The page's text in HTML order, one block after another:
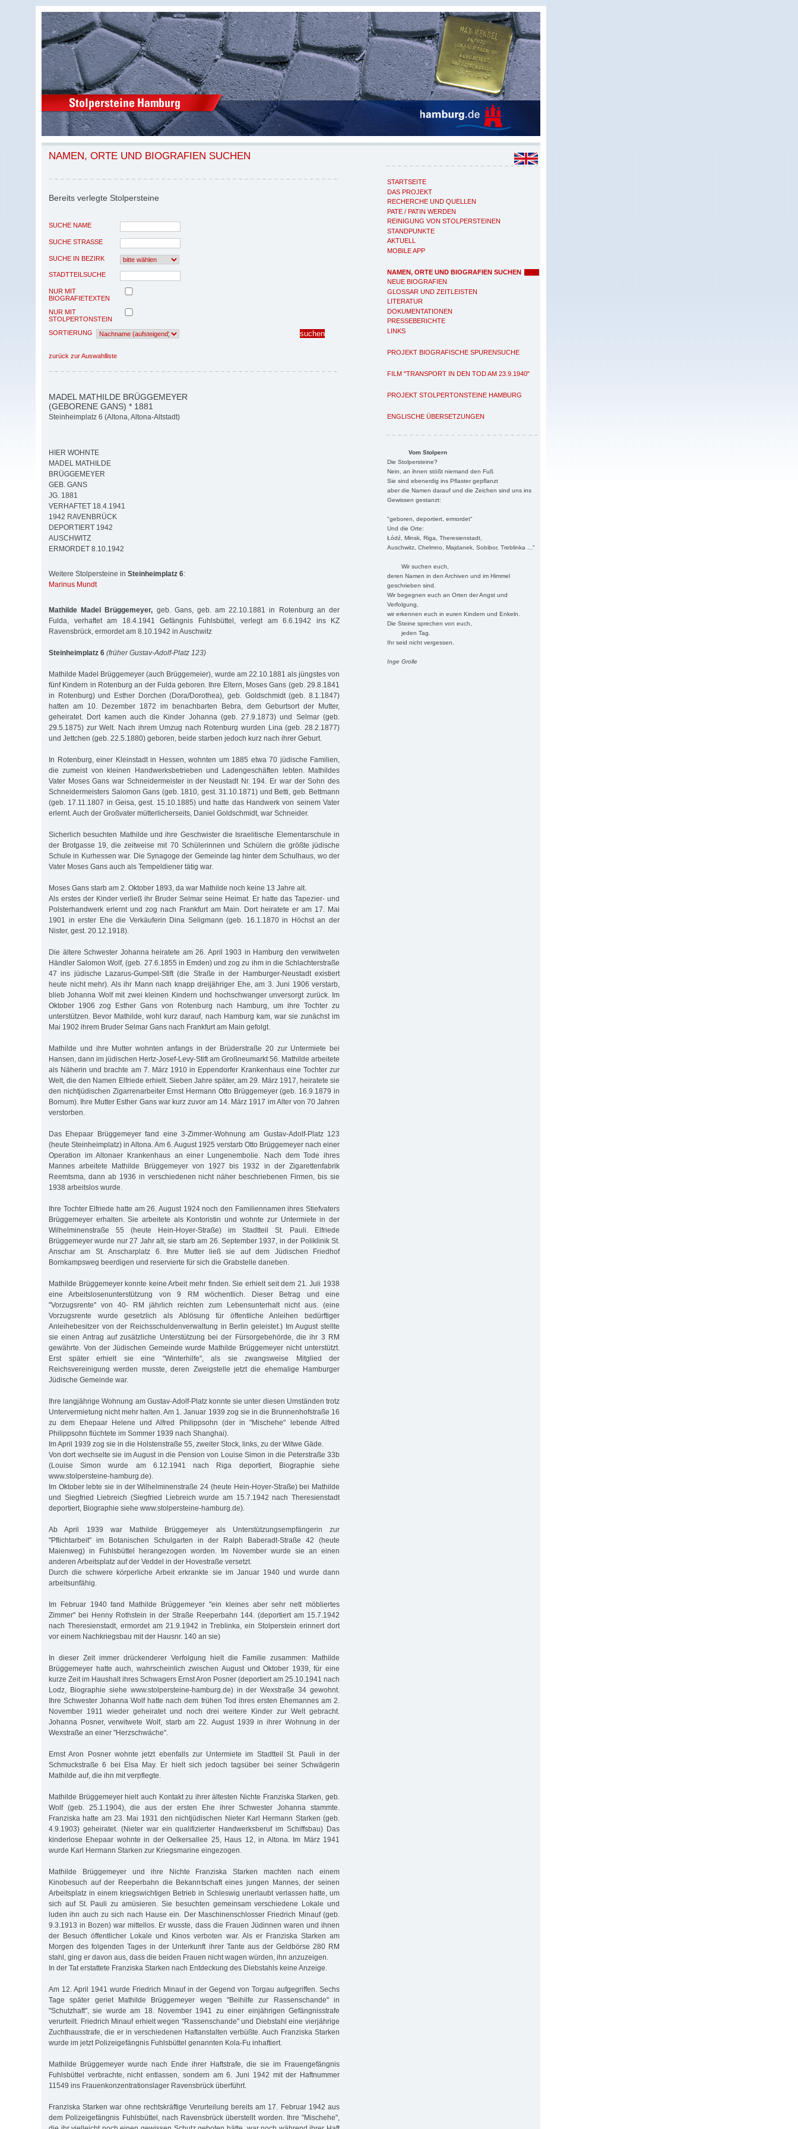
STARTSEITE
DAS PROJEKT
RECHERCHE UND QUELLEN
PATE / PATIN WERDEN
REINIGUNG VON STOLPERSTEINEN
STANDPUNKTE
AKTUELL
MOBILE APP
NAMEN, ORTE UND BIOGRAFIEN SUCHEN
NEUE BIOGRAFIEN
GLOSSAR UND ZEITLEISTEN
LITERATUR
DOKUMENTATIONEN
PRESSEBERICHTE
LINKS
PROJEKT BIOGRAFISCHE SPURENSUCHE
FILM "TRANSPORT IN DEN TOD AM 23.9.1940"
PROJEKT STOLPERTONSTEINE HAMBURG
ENGLISCHE ÜBERSETZUNGEN
Vom Stolpern
Die Stolpersteine?
Nein, an ihnen stößt niemand den Fuß
Sie sind ebenerdig ins Pflaster gepflanzt
aber die Namen darauf und die Zeichen sind uns ins
Gewissen gestanzt:
"geboren, deportiert, ermordet"
Und die Orte:
Łódź, Minsk, Riga, Theresienstadt,
Auschwitz, Chelmno, Majdanek, Sobibor, Treblinka ..."
Wir suchen euch,
deren Namen in den Archiven und im Himmel
geschrieben sind.
Wir begegnen euch an Orten der Angst und
Verfolgung,
wir erkennen euch in euren Kindern und Enkeln.
Die Steine sprechen von euch,
jeden Tag.
Ihr seid nicht vergessen.
Inge Grolle
NAMEN, ORTE UND BIOGRAFIEN SUCHEN
Bereits verlegte Stolpersteine
SUCHE NAME
SUCHE STRASSE
SUCHE IN BEZIRK
STADTTEILSUCHE
NUR MIT
BIOGRAFIETEXTEN
NUR MIT
STOLPERTONSTEIN
SORTIERUNG
zurück zur Auswahlliste
MADEL MATHILDE BRÜGGEMEYER
(GEBORENE GANS) * 1881
Steinheimplatz 6 (Altona, Altona-Altstadt)
HIER WOHNTE
MADEL MATHILDE
BRÜGGEMEYER
GEB. GANS
JG. 1881
VERHAFTET 18.4.1941
1942 RAVENBRÜCK
DEPORTIERT 1942
AUSCHWITZ
ERMORDET 8.10.1942
Weitere Stolpersteine in Steinheimplatz 6:
Marinus Mundt
Mathilde Madel Brüggemeyer, geb. Gans, geb. am 22.10.1881 in Rotenburg an der
Fulda, verhaftet am 18.4.1941 Gefängnis Fuhlsbüttel, verlegt am 6.6.1942 ins KZ
Ravensbrück, ermordet am 8.10.1942 in Auschwitz
Steinheimplatz 6 (früher Gustav-Adolf-Platz 123)
Mathilde Madel Brüggemeyer (auch Brüggemeier), wurde am 22.10.1881 als jüngstes von
fünf Kindern in Rotenburg an der Fulda geboren. Ihre Eltern, Moses Gans (geb. 29.8.1841
in Rotenburg) und Esther Dorchen (Dora/Dorothea), geb. Goldschmidt (geb. 8.1.1847)
hatten am 10. Dezember 1872 im benachbarten Bebra, dem Geburtsort der Mutter,
geheiratet. Dort kamen auch die Kinder Johanna (geb. 27.9.1873) und Selmar (geb.
29.5.1875) zur Welt. Nach ihrem Umzug nach Rotenburg wurden Lina (geb. 28.2.1877)
und Jettchen (geb. 22.5.1880) geboren, beide starben jedoch kurz nach ihrer Geburt.
In Rotenburg, einer Kleinstadt in Hessen, wohnten um 1885 etwa 70 jüdische Familien,
die zumeist von kleinen Handwerksbetrieben und Ladengeschäften lebten. Mathildes
Vater Moses Gans war Schneidermeister in der Neustadt Nr. 194. Er war der Sohn des
Schneidermeisters Salomon Gans (geb. 1810, gest. 31.10.1871) und Betti, geb. Bettmann
(geb. 17.11.1807 in Geisa, gest. 15.10.1885) und hatte das Handwerk von seinem Vater
erlernt. Auch der Großvater mütterlicherseits, Daniel Goldschmidt, war Schneider.
Sicherlich besuchten Mathilde und ihre Geschwister die Israelitische Elementarschule in
der Brotgasse 19, die zeitweise mit 70 Schülerinnen und Schülern die größte jüdische
Schule in Kurhessen war. Die Synagoge der Gemeinde lag hinter dem Schulhaus, wo der
Vater Moses Gans auch als Tempeldiener tätig war.
Moses Gans starb am 2. Oktober 1893, da war Mathilde noch keine 13 Jahre alt.
Als erstes der Kinder verließ ihr Bruder Selmar seine Heimat. Er hatte das Tapezier- und
Polsterhandwerk erlernt und zog nach Frankfurt am Main. Dort heiratete er am 17. Mai
1901 in erster Ehe die Verkäuferin Dina Seligmann (geb. 16.1.1870 in Höchst an der
Nister, gest. 20.12.1918).
Die ältere Schwester Johanna heiratete am 26. April 1903 in Hamburg den verwitweten
Händler Salomon Wolf, (geb. 27.6.1855 in Emden) und zog zu ihm in die Schlachterstraße
47 ins jüdische Lazarus-Gumpel-Stift (die Straße in der Hamburger-Neustadt existiert
heute nicht mehr). Als ihr Mann nach knapp dreijähriger Ehe, am 3. Juni 1906 verstarb,
blieb Johanna Wolf mit zwei kleinen Kindern und hochschwanger unversorgt zurück. Im
Oktober 1906 zog Esther Gans von Rotenburg nach Hamburg, um ihre Tochter zu
unterstützen. Bevor Mathilde, wohl kurz darauf, nach Hamburg kam, war sie zunächst im
Mai 1902 ihrem Bruder Selmar Gans nach Frankfurt am Main gefolgt.
Mathilde und ihre Mutter wohnten anfangs in der Brüderstraße 20 zur Untermiete bei
Hansen, dann im jüdischen Hertz-Josef-Levy-Stift am Großneumarkt 56. Mathilde arbeitete
als Näherin und brachte am 7. März 1910 in Eppendorfer Krankenhaus eine Tochter zur
Welt, die den Namen Elfriede erhielt. Sieben Jahre später, am 29. März 1917, heiratete sie
den nichtjüdischen Zigarrenarbeiter Ernst Hermann Otto Brüggemeyer (geb. 16.9.1879 in
Bornum). Ihre Mutter Esther Gans war kurz zuvor am 14. März 1917 im Alter von 70 Jahren
verstorben.
Das Ehepaar Brüggemeyer fand eine 3-Zimmer-Wohnung am Gustav-Adolf-Platz 123
(heute Steinheimplatz) in Altona. Am 6. August 1925 verstarb Otto Brüggemeyer nach einer
Operation im Altonaer Krankenhaus an einer Lungenembolie. Nach dem Tode ihres
Mannes arbeitete Mathilde Brüggemeyer von 1927 bis 1932 in der Zigarettenfabrik
Reemtsma, dann ab 1936 in verschiedenen nicht näher beschriebenen Firmen, bis sie
1938 arbeitslos wurde.
Ihre Tochter Elfriede hatte am 26. August 1924 noch den Familiennamen ihres Stiefvaters
Brüggemeyer erhalten. Sie arbeitete als Kontoristin und wohnte zur Untermiete in der
Wilhelminenstraße 55 (heute Hein-Hoyer-Straße) im Stadtteil St. Pauli. Elfriede
Brüggemeyer wurde nur 27 Jahr alt, sie starb am 26. September 1937, in der Poliklinik St.
Anschar am St. Anscharplatz 6. Ihre Mutter ließ sie auf dem Jüdischen Friedhof
Bornkampsweg beerdigen und reservierte für sich die Grabstelle daneben.
Mathilde Brüggemeyer konnte keine Arbeit mehr finden. Sie erhielt seit dem 21. Juli 1938
eine Arbeitslosenunterstützung von 9 RM wöchentlich. Dieser Betrag und eine
"Vorzugsrente" von 40- RM jährlich reichten zum Lebensunterhalt nicht aus. (eine
Vorzugsrente wurde gesetzlich als Ablösung für öffentliche Anleihen bedürftiger
Anleihebesitzer von der Reichsschuldenverwaltung in Berlin geleistet.) Im August stellte
sie einen Antrag auf zusätzliche Unterstützung bei der Fürsorgebehörde, die ihr 3 RM
gewährte. Von der Jüdischen Gemeinde wurde Mathilde Brüggemeyer nicht unterstützt.
Erst später erhielt sie eine "Winterhilfe", als sie zwangsweise Mitglied der
Reichsvereinigung werden musste, deren Zweigstelle jetzt die ehemalige Hamburger
Jüdische Gemeinde war.
Ihre langjährige Wohnung am Gustav-Adolf-Platz konnte sie unter diesen Umständen trotz
Untervermietung nicht mehr halten. Am 1. Januar 1939 zog sie in die Brunnenhofstraße 16
zu dem Ehepaar Helene und Alfred Philippsohn (der in "Mischehe" lebende Alfred
Philippsohn flüchtete im Sommer 1939 nach Shanghai).
Im April 1939 zog sie in die Holstenstraße 55, zweiter Stock, links, zu der Witwe Gäde.
Von dort wechselte sie im August in die Pension von Louise Simon in die Peterstraße 33b
(Louise Simon wurde am 6.12.1941 nach Riga deportiert, Biographie siehe
www.stolpersteine-hamburg.de).
Im Oktober lebte sie in der Wilhelminenstraße 24 (heute Hein-Hoyer-Straße) bei Mathilde
und Siegfried Liebreich (Siegfried Liebreich wurde am 15.7.1942 nach Theresienstadt
deportiert, Biographie siehe www.stolpersteine-hamburg.de).
Ab April 1939 war Mathilde Brüggemeyer als Unterstützungsempfängerin zur
"Pflichtarbeit" im Botanischen Schulgarten in der Ralph Baberadt-Straße 42 (heute
Maienweg) in Fuhlsbüttel herangezogen worden. Im November wurde sie an einen
anderen Arbeitsplatz auf der Veddel in der Hovestraße versetzt.
Durch die schwere körperliche Arbeit erkrankte sie im Januar 1940 und wurde dann
arbeitsunfähig.
Im Februar 1940 fand Mathilde Brüggemeyer "ein kleines aber sehr nett möbliertes
Zimmer" bei Henny Rothstein in der Straße Reeperbahn 144. (deportiert am 15.7.1942
nach Theresienstadt, ermordet am 21.9.1942 in Treblinka, ein Stolperstein erinnert dort
vor einem Nachkriegsbau mit der Hausnr. 140 an sie)
In dieser Zeit immer drückenderer Verfolgung hielt die Familie zusammen: Mathilde
Brüggemeyer hatte auch, wahrscheinlich zwischen August und Oktober 1939, für eine
kurze Zeit im Haushalt ihres Schwagers Ernst Aron Posner (deportiert am 25.10.1941 nach
Lodz, Biographie siehe www.stolpersteine-hamburg.de) in der Wexstraße 34 gewohnt.
Ihre Schwester Johanna Wolf hatte nach dem frühen Tod ihres ersten Ehemannes am 2.
November 1911 wieder geheiratet und noch drei weitere Kinder zur Welt gebracht.
Johanna Posner, verwitwete Wolf, starb am 22. August 1939 in ihrer Wohnung in der
Wexstraße an einer "Herzschwäche".
Ernst Aron Posner wohnte jetzt ebenfalls zur Untermiete im Stadtteil St. Pauli in der
Schmuckstraße 6 bei Elsa May. Er hielt sich jedoch tagsüber bei seiner Schwägerin
Mathilde auf, die ihn mit verpflegte.
Mathilde Brüggemeyer hielt auch Kontakt zu ihrer ältesten Nichte Franziska Starken, geb.
Wolf (geb. 25.1.1904), die aus der ersten Ehe ihrer Schwester Johanna stammte.
Franziska hatte am 23. Mai 1931 den nichtjüdischen Nieter Karl Hermann Starken (geb.
4.9.1903) geheiratet. (Nieter war ein qualifizierter Handwerksberuf im Schiffsbau) Das
kinderlose Ehepaar wohnte in der Oelkersallee 25, Haus 12, in Altona. Im März 1941
wurde Karl Hermann Starken zur Kriegsmarine eingezogen.
Mathilde Brüggemeyer und ihre Nichte Franziska Starken machten nach einem
Kinobesuch auf der Reeperbahn die Bekanntschaft eines jungen Mannes, der seinen
Arbeitsplatz in einem kriegswichtigen Betrieb in Schleswig unerlaubt verlassen hatte, um
sich auf St. Pauli zu amüsieren. Sie besuchten gemeinsam verschiedene Lokale und
luden ihn auch zu sich nach Hause ein. Der Maschinenschlosser Friedrich Minauf (geb.
9.3.1913 in Bozen) war mittellos. Er wusste, dass die Frauen Jüdinnen waren und ihnen
der Besuch öffentlicher Lokale und Kinos verboten war. Als er Franziska Starken am
Morgen des folgenden Tages in der Unterkunft ihrer Tante aus der Geldbörse 280 RM
stahl, ging er davon aus, dass die beiden Frauen nicht wagen würden, ihn anzuzeigen.
In der Tat erstattete Franziska Starken nach Entdeckung des Diebstahls keine Anzeige.
Am 12. April 1941 wurde Friedrich Minauf in der Gegend von Torgau aufgegriffen. Sechs
Tage später geriet Mathilde Brüggemeyer wegen "Beihilfe zur Rassenschande" in
"Schutzhaft", sie wurde am 18. November 1941 zu einer einjährigen Gefängnisstrafe
verurteilt. Friedrich Minauf erhielt wegen "Rassenschande" und Diebstahl eine vierjährige
Zuchthausstrafe, die er in verschiedenen Haftanstalten verbüßte. Auch Franziska Starken
wurde im jetzt Polizeigefängnis Fuhlsbüttel genannten Kola-Fu inhaftiert.
Mathilde Brüggemeyer wurde nach Ende ihrer Haftstrafe, die sie im Frauengefängnis
Fuhlsbüttel verbrachte, nicht entlassen, sondern am 6. Juni 1942 mit der Haftnummer
11549 ins Frauenkonzentrationslager Ravensbrück überführt.
Franziska Starken war ohne rechtskräftige Verurteilung bereits am 17. Februar 1942 aus
dem Polizeigefängnis Fuhlsbüttel, nach Ravensbrück überstellt worden. Ihre "Mischehe",